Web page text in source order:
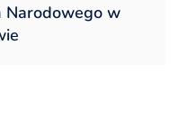
Narodowego w